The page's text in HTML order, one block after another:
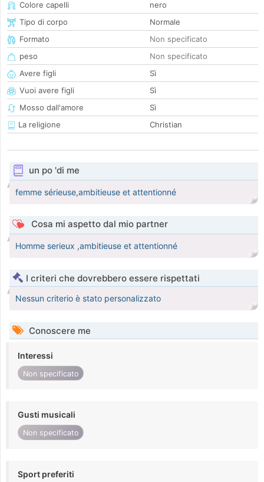
Colore capelli
nero
Tipo di corpo
Normale
Formato
Non specificato
peso
Non specificato
Avere figli
Sì
Vuoi avere figli
Sì
Mosso dall'amore
Sì
La religione
Christian
un po 'di me
femme sérieuse,ambitieuse et attentionné
Cosa mi aspetto dal mio partner
Homme serieux ,ambitieuse et attentionné
I criteri che dovrebbero essere rispettati
Nessun criterio è stato personalizzato
Conoscere me
Interessi
Non specificato
Gusti musicali
Non specificato
Sport preferiti